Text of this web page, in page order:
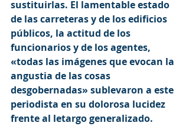
sustituirlas. El lamentable estado
de las carreteras y de los edificios
públicos, la actitud de los
funcionarios y de los agentes,
«todas las imágenes que evocan la
angustia de las cosas
desgobernadas» sublevaron a este
periodista en su dolorosa lucidez
frente al letargo generalizado.